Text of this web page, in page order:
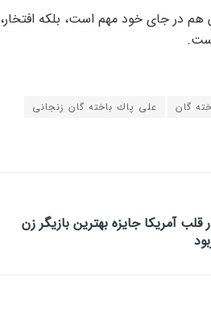
در جای خود مهم است، بلکه افتخار،
گان
على پاك باخته گان زنجانى
قلب آمریکا جایزه بهترین بازیگر زن